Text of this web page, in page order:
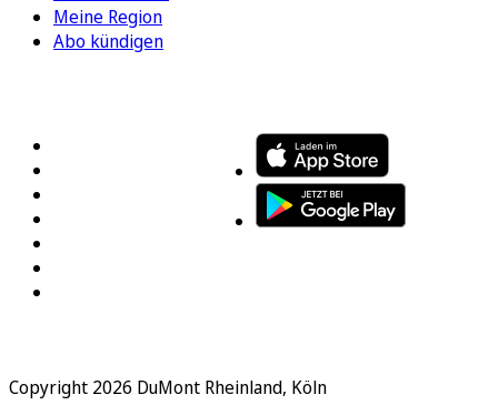
Meine Region
Abo kündigen
Copyright 2026 DuMont Rheinland, Köln